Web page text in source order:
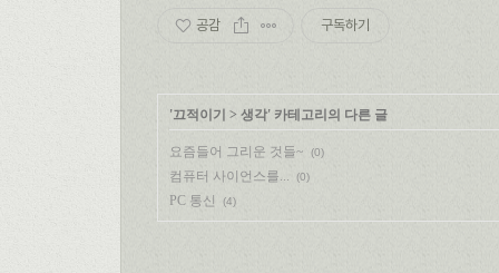
공감 구독하기
'끄적이기 > 생각' 카테고리의 다른 글
요즘들어 그리운 것들~ (0)
컴퓨터 사이언스를... (0)
PC 통신 (4)